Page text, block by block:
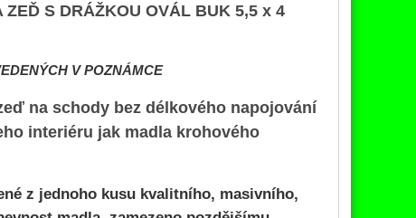
ZEĎ S DRÁŽKOU OVÁL BUK 5,5 x 4
V POZNÁMCE
na schody bez délkového napojování
interiéru jak madla krohového
z jednoho kusu kvalitního, masivního,